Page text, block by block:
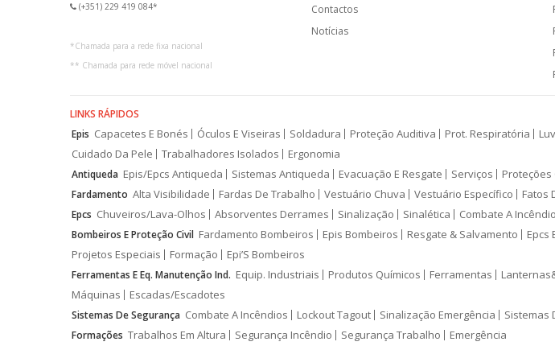
(+351) 229 419 084*
*Chamada para a rede fixa nacional
** Chamada para rede móvel nacional
Contactos
Notícias
LINKS RÁPIDOS
Epis Capacetes E Bonés Óculos E Viseiras Soldadura Proteção Auditiva Prot. Respiratória
Cuidado Da Pele
Trabalhadores Isolados Ergonomia
Antiqueda Epis/Epcs Antiqueda Sistemas Antiqueda Evacuação E Resgate Serviços Proteções
Fardamento Alta Visibilidade Fardas De Trabalho Vestuário Chuva Vestuário Específico Fatos
Epcs Chuveiros/Lava-Olhos Absorventes Derrames Sinalização Sinalética Combate A
Bombeiros E Proteção Civil Fardamento Bombeiros Epis Bombeiros Resgate & Salvamento Epcs
Projetos Especiais
Formação Epi’S Bombeiros
Ferramentas E Eq. Manutenção Ind. Equip. Industriais Produtos Químicos Ferramentas
Máquinas
Escadas/Escadotes
Sistemas De Segurança Combate A Incêndios Lockout Tagout Sinalização Emergência Sistemas
Formações Trabalhos Em Altura Segurança Incêndio Segurança Trabalho Emergência